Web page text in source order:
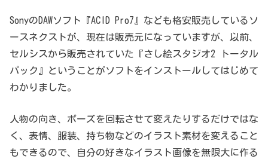
SonyのDAWソフト『ACID Pro7』なども格安販売しているソ
ースネクストが、現在は販売元になっていますが、以前、
セルシスから販売されていた『さし絵スタジオ2 トータル
パック』ということがソフトをインストールしてはじめて
わかりました。
人物の向き、ポーズを回転させて変えたりするだけではな
く、表情、服装、持ち物などのイラスト素材を変えること
もできるので、自分の好きなイラスト画像を無限大に作る